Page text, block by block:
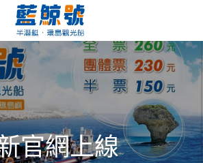
us
information
官網上線
商品分類